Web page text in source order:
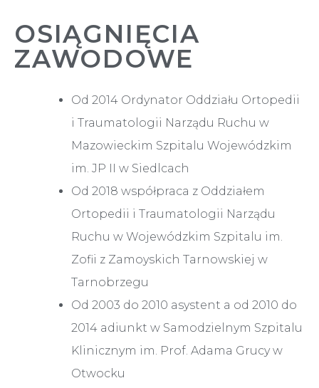
OSIĄGNIĘCIA
ZAWODOWE
Od 2014 Ordynator Oddziału Ortopedii
i Traumatologii Narządu Ruchu w
Mazowieckim Szpitalu Wojewódzkim
im. JP II w Siedlcach
Od 2018 współpraca z Oddziałem
Ortopedii i Traumatologii Narządu
Ruchu w Wojewódzkim Szpitalu im.
Zofii z Zamoyskich Tarnowskiej w
Tarnobrzegu
Od 2003 do 2010 asystent a od 2010 do
2014 adiunkt w Samodzielnym Szpitalu
Klinicznym im. Prof. Adama Grucy w
Otwocku